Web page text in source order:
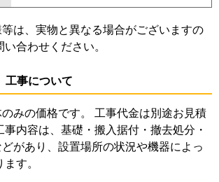
は、実物と異なる場合がございますの
合わせください。
事について
みの価格です。 工事代金は別途お見積
事内容は、基礎・搬入据付・撤去処分・
があり、設置場所の状況や機器によっ
す。